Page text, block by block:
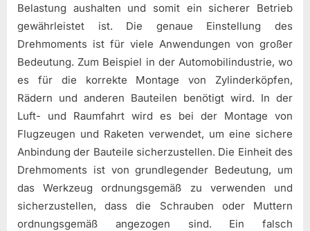
Belastung aushalten und somit ein sicherer Betrieb
gewährleistet ist. Die genaue Einstellung des
Drehmoments ist für viele Anwendungen von großer
Bedeutung. Zum Beispiel in der Automobilindustrie, wo
es für die korrekte Montage von Zylinderköpfen,
Rädern und anderen Bauteilen benötigt wird. In der
Luft- und Raumfahrt wird es bei der Montage von
Flugzeugen und Raketen verwendet, um eine sichere
Anbindung der Bauteile sicherzustellen. Die Einheit des
Drehmoments ist von grundlegender Bedeutung, um
das Werkzeug ordnungsgemäß zu verwenden und
sicherzustellen, dass die Schrauben oder Muttern
ordnungsgemäß angezogen sind. Ein falsch